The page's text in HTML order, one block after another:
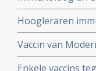
risico's is. En
Hoogleraren
vitamine D tegen
coronavirus -
Vaccin van
19 blijkt uit een
Enkele vaccins